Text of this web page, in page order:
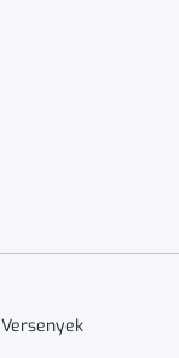
Versenyek